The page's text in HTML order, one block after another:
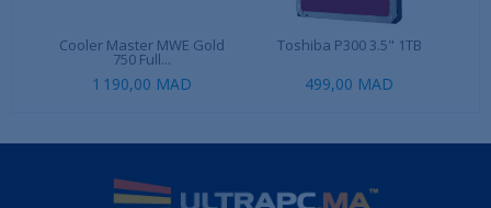
Cooler Master MWE Gold
750 Full...
1 190,00 MAD
Toshiba P300 3.5" 1TB
499,00 MAD